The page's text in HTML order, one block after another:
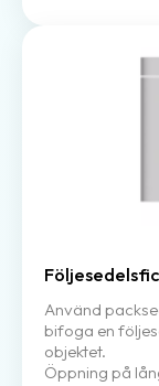
Använd
bifoga en
objektet.
Öppning på